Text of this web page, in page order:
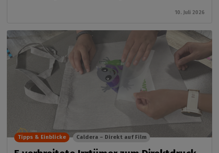
10. Juli 2026
Tipps & Einblicke Caldera – Direkt auf Film